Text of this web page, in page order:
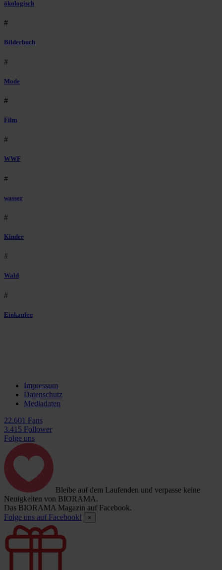
ökologisch
#
Bilderbuch
#
Mode
#
Film
#
WWF
#
wasser
#
Kinder
#
Wald
#
Einkaufen
Impressum
Datenschutz
Mediadaten
22.601 Fans
3.415 Follower
Folge uns
Bleibe auf dem Laufenden und verpasse keine
Neuigkeiten von BIORAMA.
Das BIORAMA Magazin auf Facebook.
Folge uns auf Facebook!
×